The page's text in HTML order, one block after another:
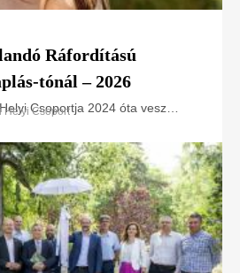
Ráfordítású
tónál – 2026
Csoportja 2024 óta vesz
programban a Naplás-tó
Helyi Csoport